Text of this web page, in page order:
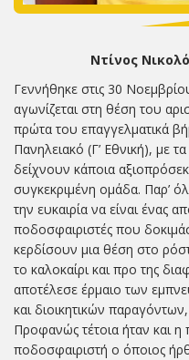
Ντίνος
Γεννήθηκε στις 30
αγωνίζεται στη θέση του
πρώτα του επαγγελματικά
Πανηλειακό (Γ’ Εθνική), με
δείχνουν κάποια
συγκεκριμένη ομάδα. Παρ’
την ευκαιρία να είναι ένας
ποδοσφαιριστές που
κερδίσουν μια θέση στο
το καλοκαίρι και προ της
αποτέλεσε έρμαιο των
και διοικητικών
Προφανώς τέτοια ήταν και
ποδοσφαιριστή ο όποιος